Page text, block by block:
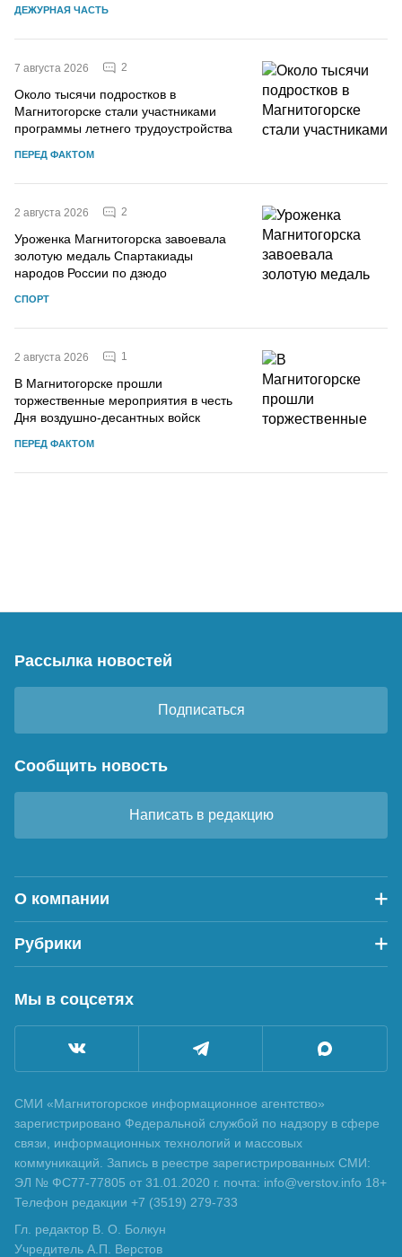
ДЕЖУРНАЯ ЧАСТЬ
7 августа 2026 2
Около тысячи подростков в
Магнитогорске стали участниками
программы летнего трудоустройства
ПЕРЕД ФАКТОМ
2 августа 2026 2
Уроженка Магнитогорска завоевала
золотую медаль Спартакиады
народов России по дзюдо
СПОРТ
2 августа 2026 1
В Магнитогорске прошли
торжественные мероприятия в честь
Дня воздушно-десантных войск
ПЕРЕД ФАКТОМ
Рассылка новостей
Подписаться
Сообщить новость
Написать в редакцию
О компании
Рубрики
Мы в соцсетях
СМИ «Магнитогорское информационное агентство»
зарегистрировано Федеральной службой по надзору в сфере
связи, информационных технологий и массовых
коммуникаций. Запись в реестре зарегистрированных СМИ:
ЭЛ № ФС77-77805 от 31.01.2020 г. почта: info@verstov.info 18+
Телефон редакции +7 (3519) 279-733
Гл. редактор В. О. Болкун
Учредитель А.П. Верстов